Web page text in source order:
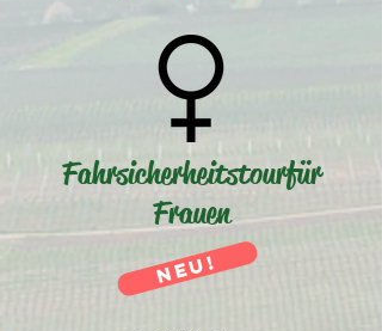
Fahrsicherheitstourfür
Frauen
NEU!